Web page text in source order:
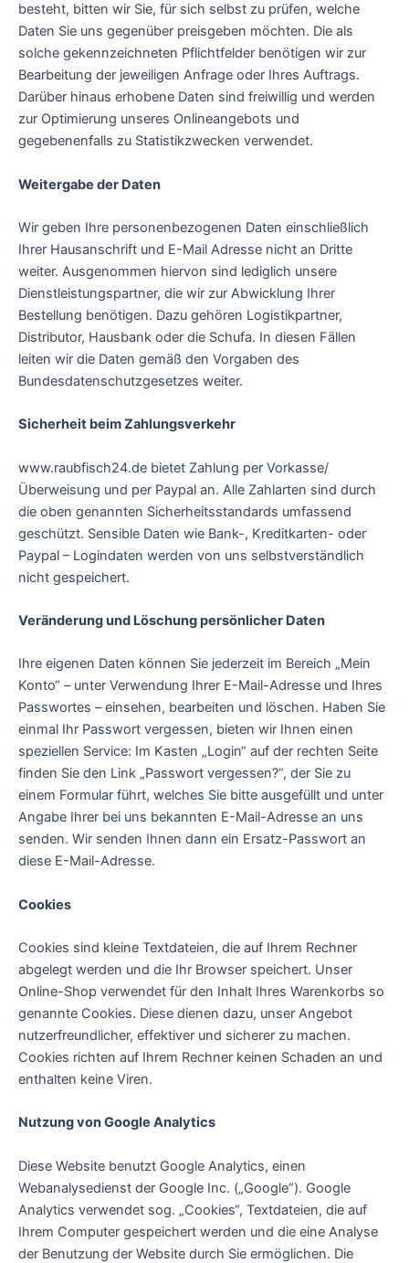
besteht, bitten wir Sie, für sich selbst zu prüfen, welche
Daten Sie uns gegenüber preisgeben möchten. Die als
solche gekennzeichneten Pflichtfelder benötigen wir zur
Bearbeitung der jeweiligen Anfrage oder Ihres Auftrags.
Darüber hinaus erhobene Daten sind freiwillig und werden
zur Optimierung unseres Onlineangebots und
gegebenenfalls zu Statistikzwecken verwendet.
Weitergabe der Daten
Wir geben Ihre personenbezogenen Daten einschließlich
Ihrer Hausanschrift und E-Mail Adresse nicht an Dritte
weiter. Ausgenommen hiervon sind lediglich unsere
Dienstleistungspartner, die wir zur Abwicklung Ihrer
Bestellung benötigen. Dazu gehören Logistikpartner,
Distributor, Hausbank oder die Schufa. In diesen Fällen
leiten wir die Daten gemäß den Vorgaben des
Bundesdatenschutzgesetzes weiter.
Sicherheit beim Zahlungsverkehr
www.raubfisch24.de bietet Zahlung per Vorkasse/
Überweisung und per Paypal an. Alle Zahlarten sind durch
die oben genannten Sicherheitsstandards umfassend
geschützt. Sensible Daten wie Bank-, Kreditkarten- oder
Paypal – Logindaten werden von uns selbstverständlich
nicht gespeichert.
Veränderung und Löschung persönlicher Daten
Ihre eigenen Daten können Sie jederzeit im Bereich „Mein
Konto“ – unter Verwendung Ihrer E-Mail-Adresse und Ihres
Passwortes – einsehen, bearbeiten und löschen. Haben Sie
einmal Ihr Passwort vergessen, bieten wir Ihnen einen
speziellen Service: Im Kasten „Login“ auf der rechten Seite
finden Sie den Link „Passwort vergessen?“, der Sie zu
einem Formular führt, welches Sie bitte ausgefüllt und unter
Angabe Ihrer bei uns bekannten E-Mail-Adresse an uns
senden. Wir senden Ihnen dann ein Ersatz-Passwort an
diese E-Mail-Adresse.
Cookies
Cookies sind kleine Textdateien, die auf Ihrem Rechner
abgelegt werden und die Ihr Browser speichert. Unser
Online-Shop verwendet für den Inhalt Ihres Warenkorbs so
genannte Cookies. Diese dienen dazu, unser Angebot
nutzerfreundlicher, effektiver und sicherer zu machen.
Cookies richten auf Ihrem Rechner keinen Schaden an und
enthalten keine Viren.
Nutzung von Google Analytics
Diese Website benutzt Google Analytics, einen
Webanalysedienst der Google Inc. („Google“). Google
Analytics verwendet sog. „Cookies“, Textdateien, die auf
Ihrem Computer gespeichert werden und die eine Analyse
der Benutzung der Website durch Sie ermöglichen. Die